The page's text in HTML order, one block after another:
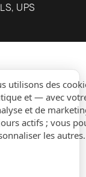
utilisons des
et — avec
et de
actifs ; vous
les
UPS
expand_more